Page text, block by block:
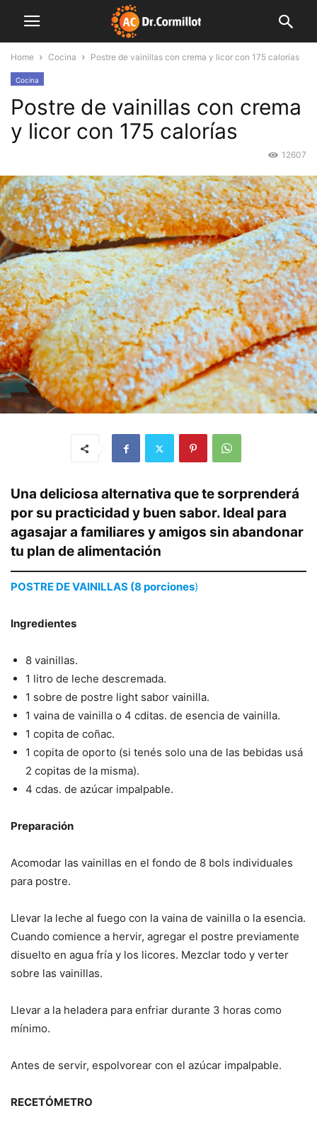
Home Cocina Postre de vainillas con crema y licor con 175 calorías
Cocina
Postre de vainillas con crema
y licor con 175 calorías
12607
Una deliciosa alternativa que te sorprenderá
por su practicidad y buen sabor. Ideal para
agasajar a familiares y amigos sin abandonar
tu plan de alimentación
POSTRE DE VAINILLAS (8 porciones)
Ingredientes
8 vainillas.
1 litro de leche descremada.
1 sobre de postre light sabor vainilla.
1 vaina de vainilla o 4 cditas. de esencia de vainilla.
1 copita de coñac.
1 copita de oporto (si tenés solo una de las bebidas usá
2 copitas de la misma).
4 cdas. de azúcar impalpable.
Preparación
Acomodar las vainillas en el fondo de 8 bols individuales
para postre.
Llevar la leche al fuego con la vaina de vainilla o la esencia.
Cuando comience a hervir, agregar el postre previamente
disuelto en agua fría y los licores. Mezclar todo y verter
sobre las vainillas.
Llevar a la heladera para enfriar durante 3 horas como
mínimo.
Antes de servir, espolvorear con el azúcar impalpable.
RECETÓMETRO